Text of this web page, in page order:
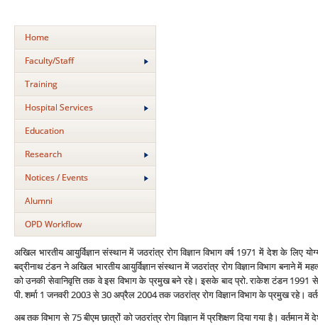
Home
Faculty/Staff
Training
Hospital Services
Education
Research
Notices / Events
Alumni
OPD Workflow
अखिल भारतीय आयुर्विज्ञान संस्‍थान में जठरांत्र रोग विज्ञान विभाग वर्ष 1971 में देश के लिए
बद्रीनाथ टंडन ने अखिल भारतीय आयुर्विज्ञान संस्‍थान में जठरांत्र रोग विज्ञान विभाग बनाने
को उनकी सेवानिवृत्ति तक वे इस विभाग के प्रमुख बने रहे। इसके बाद प्रो. राकेश टंडन 1991
पी. शर्मा 1 जनवरी 2003 से 30 अप्रैल 2004 तक जठरांत्र रोग विज्ञान विभाग के प्रमुख रहे।
अब तक विभाग से 75 बीएम छात्रों को जठरांत्र रोग विज्ञान में प्रशिक्षण दिया गया है।